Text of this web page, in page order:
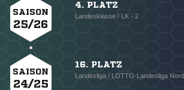
SAISON
25/26
4. PLATZ
Landesklasse / LK - 2
SAISON
24/25
16. PLATZ
Landesliga / LOTTO-Landesliga Nord